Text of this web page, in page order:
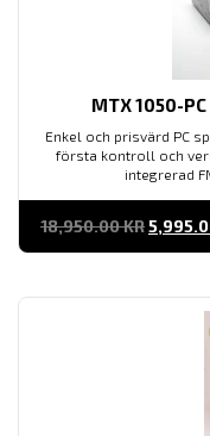
MTX 1050-
Enkel och prisvärd PC
första kontroll och
integrerad
18,950.00KR DET
PRISET